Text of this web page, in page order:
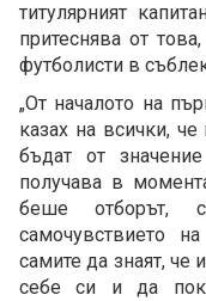
титулярният
притеснява от
футболисти в
„От началото на
казах на всички,
бъдат от
получава в
беше отборът,
самочувствието
самите да знаят, че
себе си и да